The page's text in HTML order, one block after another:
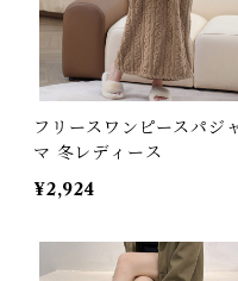
フリースワンピースパジ
マ 冬レディース
¥2,924